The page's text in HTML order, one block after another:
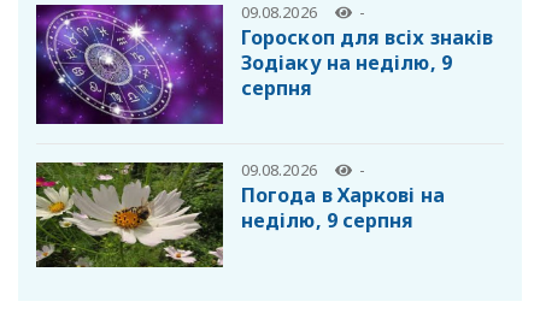
09.08.2026 -
Гороскоп для всіх знаків
Зодіаку на неділю, 9
серпня
09.08.2026 -
Погода в Харкові на
неділю, 9 серпня